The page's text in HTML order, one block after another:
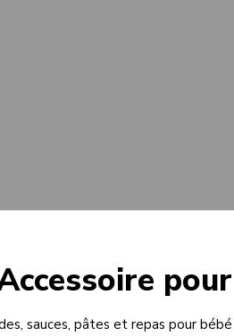
sauces, pâtes et repas pour